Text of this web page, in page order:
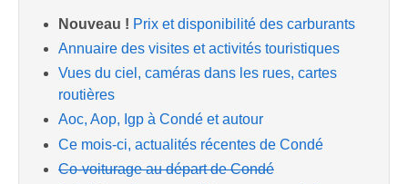
Nouveau ! Prix et disponibilité des carburants
Annuaire des visites et activités touristiques
Vues du ciel, caméras dans les rues, cartes
routières
Aoc, Aop, Igp à Condé et autour
Ce mois-ci, actualités récentes de Condé
Co-voiturage au départ de Condé